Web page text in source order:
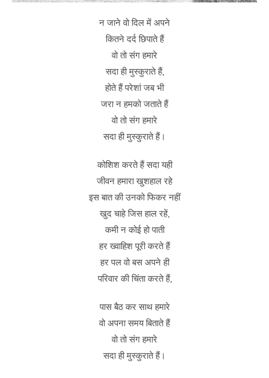
न जाने वो दिल में अपने
कितने दर्द छिपाते हैं
वो तो संग हमारे
सदा ही मुस्कुराते हैं,
होते हैं परेशां जब भी
जरा न हमको जताते हैं
वो तो संग हमारे
सदा ही मुस्कुराते हैं।
कोशिश करते हैं सदा यही
जीवन हमारा खुशहाल रहे
इस बात की उनको फिकर नहीं
खुद चाहे जिस हाल रहें,
कमी न कोई हो पाती
हर ख्वाहिश पूरी करते हैं
हर पल वो बस अपने ही
परिवार की चिंता करते हैं,
पास बैठ कर साथ हमारे
वो अपना समय बिताते हैं
वो तो संग हमारे
सदा ही मुस्कुराते हैं।